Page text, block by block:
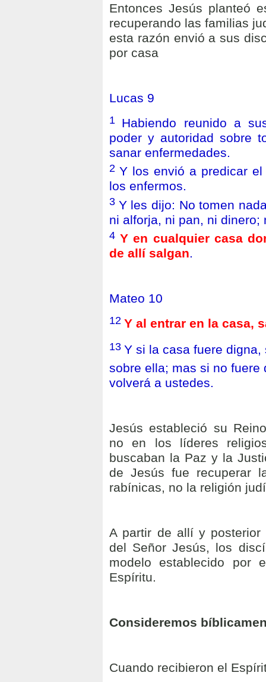
Entonces Jesús planteó
recuperando las familias
esta razón envió a sus
por casa
Lucas 9
1 Habiendo reunido a
poder y autoridad sobre
sanar enfermedades.
2Y los envió a predicar
los enfermos.
3 Y les dijo: No tomen
ni alforja, ni pan, ni dinero;
4 Y en cualquier casa
de allí salgan.
Mateo 10
12 Y al entrar en la casa,
13 Y si la casa fuere
sobre ella; mas si no
volverá a ustedes.
Jesús estableció su
no en los líderes
buscaban la Paz y la
de Jesús fue recuperar
rabínicas, no la religión
A partir de allí y
del Señor Jesús, los
modelo establecido por
Espíritu.
Consideremos
Cuando recibieron el